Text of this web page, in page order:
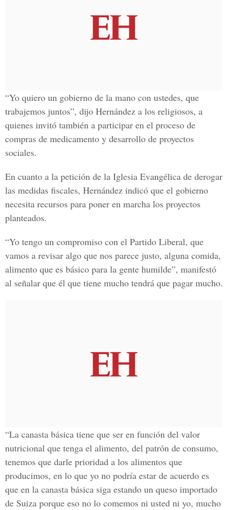
“Yo quiero un gobierno de la mano con ustedes, que
trabajemos juntos”, dijo Hernández a los religiosos, a
quienes invitó también a participar en el proceso de
compras de medicamento y desarrollo de proyectos
sociales.
En cuanto a la petición de la Iglesia Evangélica de derogar
las medidas fiscales, Hernández indicó que el gobierno
necesita recursos para poner en marcha los proyectos
planteados.
“Yo tengo un compromiso con el Partido Liberal, que
vamos a revisar algo que nos parece justo, alguna comida,
alimento que es básico para la gente humilde”, manifestó
al señalar que él que tiene mucho tendrá que pagar mucho.
“La canasta básica tiene que ser en función del valor
nutricional que tenga el alimento, del patrón de consumo,
tenemos que darle prioridad a los alimentos que
producimos, en lo que yo no podría estar de acuerdo es
que en la canasta básica siga estando un queso importado
de Suiza porque eso no lo comemos ni usted ni yo, mucho